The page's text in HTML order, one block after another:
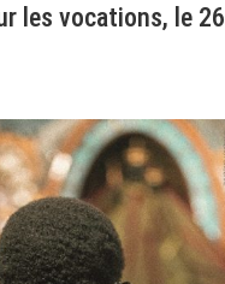
les vocations, le 26